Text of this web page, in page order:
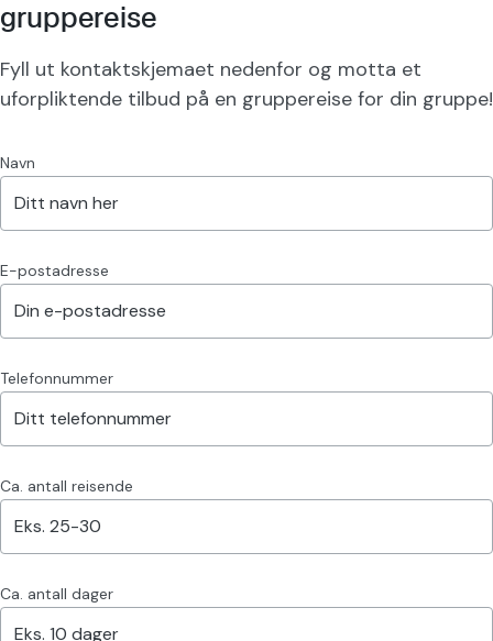
gruppereise
Fyll ut kontaktskjemaet nedenfor og motta et
uforpliktende tilbud på en gruppereise for din gruppe!
Navn
E-postadresse
Telefonnummer
Ca. antall reisende
Ca. antall dager